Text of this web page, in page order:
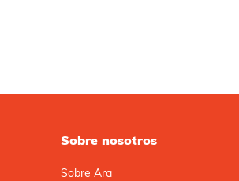
Sobre nosotros
Sobre Ara